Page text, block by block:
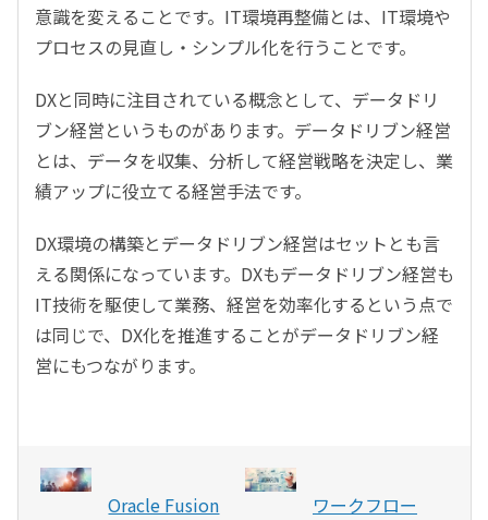
意識を変えることです。IT環境再整備とは、IT環境や
プロセスの見直し・シンプル化を行うことです。
DXと同時に注目されている概念として、データドリ
ブン経営というものがあります。データドリブン経営
とは、データを収集、分析して経営戦略を決定し、業
績アップに役立てる経営手法です。
DX環境の構築とデータドリブン経営はセットとも言
える関係になっています。DXもデータドリブン経営も
IT技術を駆使して業務、経営を効率化するという点で
は同じで、DX化を推進することがデータドリブン経
営にもつながります。
Oracle Fusion
ワークフロー